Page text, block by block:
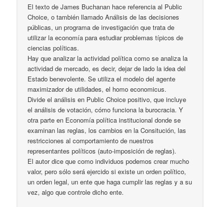
El texto de James Buchanan hace referencia al Public
Choice, o también llamado Análisis de las decisiones
públicas, un programa de investigación que trata de
utilizar la economía para estudiar problemas típicos de
ciencias políticas.
Hay que analizar la actividad política como se analiza la
actividad de mercado, es decir, dejar de lado la idea del
Estado benevolente. Se utiliza el modelo del agente
maximizador de utilidades, el homo economicus.
Divide el análisis en Public Choice positivo, que incluye
el análisis de votación, cómo funciona la burocracia. Y
otra parte en Economía política institucional donde se
examinan las reglas, los cambios en la Consitución, las
restricciones al comportamiento de nuestros
representantes políticos (auto-imposición de reglas).
El autor dice que como individuos podemos crear mucho
valor, pero sólo será ejercido si existe un orden político,
un orden legal, un ente que haga cumplir las reglas y a su
vez, algo que controle dicho ente.